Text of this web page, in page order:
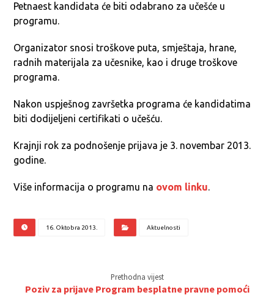
Petnaest kandidata će biti odabrano za učešće u
programu.
Organizator snosi troškove puta, smještaja, hrane,
radnih materijala za učesnike, kao i druge troškove
programa.
Nakon uspješnog završetka programa će kandidatima
biti dodijeljeni certifikati o učešću.
Krajnji rok za podnošenje prijava je 3. novembar 2013.
godine.
Više informacija o programu na ovom linku.
16. Oktobra 2013. Aktuelnosti
Prethodna vijest
Poziv za prijave Program besplatne pravne pomoći